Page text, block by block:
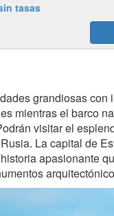
tasas
grandiosas con
mientras el barco
visitar el
La capital de
apasionante